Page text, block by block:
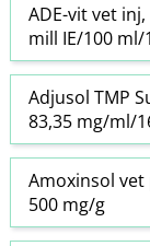
ADE-vit vet
mill IE/100
Adjusol TMP
83,35 mg/ml/
Amoxinsol
500 mg/g